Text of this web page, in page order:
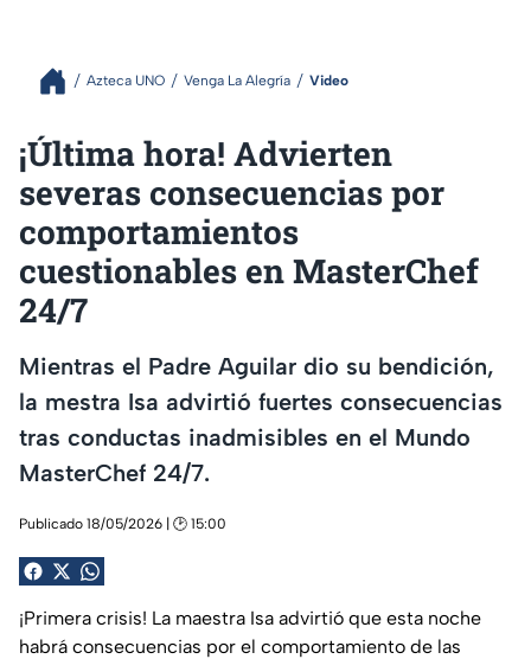
Azteca UNO Venga La Alegría Video
¡Última hora! Advierten
severas consecuencias por
comportamientos
cuestionables en MasterChef
24/7
Mientras el Padre Aguilar dio su bendición,
la mestra Isa advirtió fuertes consecuencias
tras conductas inadmisibles en el Mundo
MasterChef 24/7.
Publicado 18/05/2026 | 🕑 15:00
¡Primera crisis! La maestra Isa advirtió que esta noche
habrá consecuencias por el comportamiento de las